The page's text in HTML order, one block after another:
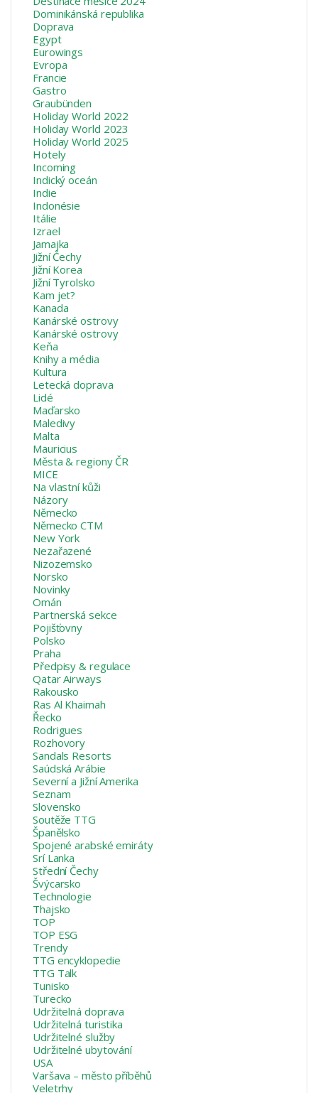
Dominikánská republika
Doprava
Egypt
Eurowings
Evropa
Francie
Gastro
Graubünden
Holiday World 2022
Holiday World 2023
Holiday World 2025
Hotely
Incoming
Indický oceán
Indie
Indonésie
Itálie
Izrael
Jamajka
Jižní Čechy
Jižní Korea
Jižní Tyrolsko
Kam jet?
Kanada
Kanárské ostrovy
Kanárské ostrovy
Keňa
Knihy a média
Kultura
Letecká doprava
Lidé
Maďarsko
Maledivy
Malta
Mauricius
Města & regiony ČR
MICE
Na vlastní kůži
Názory
Německo
Německo CTM
New York
Nezařazené
Nizozemsko
Norsko
Novinky
Omán
Partnerská sekce
Pojišťovny
Polsko
Praha
Předpisy & regulace
Qatar Airways
Rakousko
Ras Al Khaimah
Řecko
Rodrigues
Rozhovory
Sandals Resorts
Saúdská Arábie
Severní a Jižní Amerika
Seznam
Slovensko
Soutěže TTG
Španělsko
Spojené arabské emiráty
Srí Lanka
Střední Čechy
Švýcarsko
Technologie
Thajsko
TOP
TOP ESG
Trendy
TTG encyklopedie
TTG Talk
Tunisko
Turecko
Udržitelná doprava
Udržitelná turistika
Udržitelné služby
Udržitelné ubytování
USA
Varšava – město příběhů
Veletrhy